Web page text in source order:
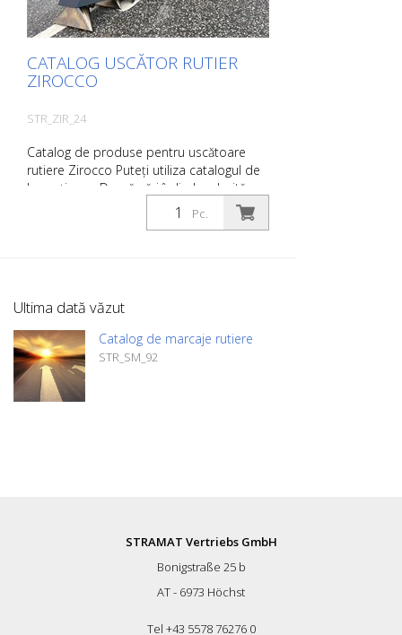
CATALOG USCĂTOR RUTIER
ZIROCCO
STR_ZIR_24
Catalog de produse pentru uscătoare
rutiere Zirocco Puteți utiliza catalogul de
la secțiunea Descărcări în limba dorită.
Dacă aveți nevoie și de catalogul cu
prețuri (numai pentru clienții existenți sau
informații suplimentare, vă rugăm să faceți
clic pe imaginea produsului. Veți fi apoi
redirecționat către site-ul nostru. Aici ne
puteți trimite, de asemenea, o cerere
neangajantă. De asemenea, puteți
comanda aceste informații despre
Pc.
Ultima dată văzut
Catalog de marcaje rutiere
STR_SM_92
STRAMAT Vertriebs GmbH
Bonigstraße 25 b
AT - 6973 Höchst
Tel +43 5578 76276 0